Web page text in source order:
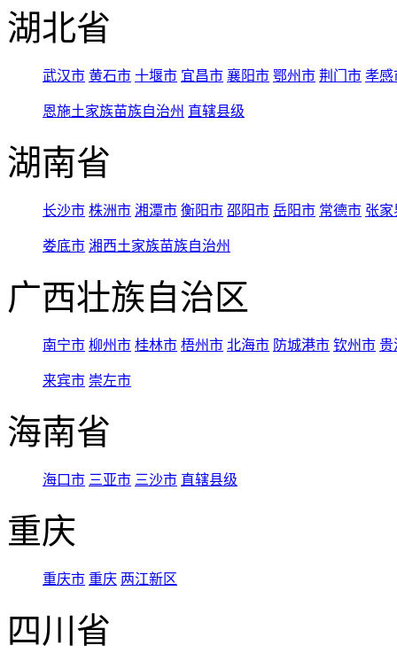
湖北省
武汉市 黄石市 十堰市 宜昌市 襄阳市 鄂州市 荆门市 孝感
恩施土家族苗族自治州 直辖县级
湖南省
长沙市 株洲市 湘潭市 衡阳市 邵阳市 岳阳市 常德市 张家
娄底市 湘西土家族苗族自治州
广西壮族自治区
南宁市 柳州市 桂林市 梧州市 北海市 防城港市 钦州市 贵
来宾市 崇左市
海南省
海口市 三亚市 三沙市 直辖县级
重庆
重庆市 重庆 两江新区
四川省